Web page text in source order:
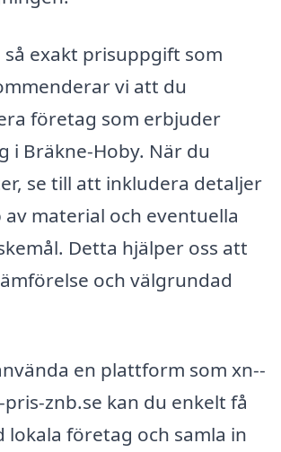
så exakt prisuppgift som
vi att du
företag som erbjuder
i Bräkne-Hoby. När du
se till att inkludera detaljer
material och eventuella
Detta hjälper oss att
och välgrundad
en plattform som xn--
znb.se kan du enkelt få
lokala företag och samla in